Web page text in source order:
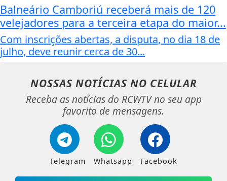
Balneário Camboriú receberá mais de 120
velejadores para a terceira etapa do maior...
Com inscrições abertas, a disputa, no dia 18 de
julho, deve reunir cerca de 30...
NOSSAS NOTÍCIAS NO CELULAR
Receba as notícias do RCWTV no seu app
favorito de mensagens.
Telegram Whatsapp Facebook